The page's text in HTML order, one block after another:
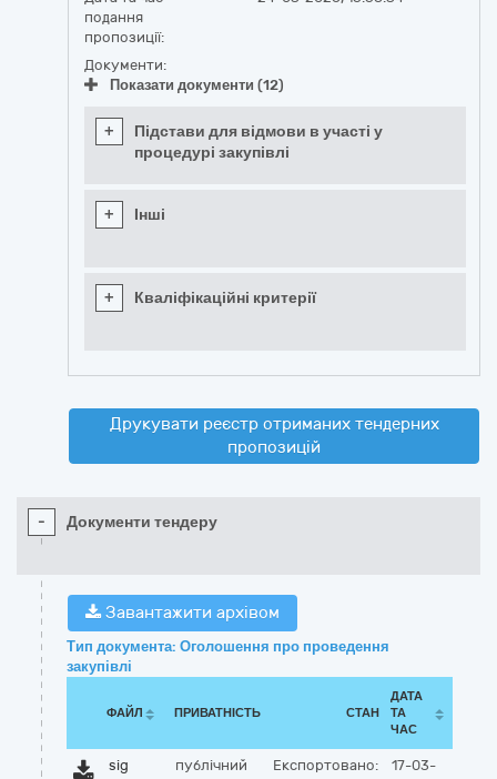
подання
пропозиції:
Документи:
Показати документи (12)
+
Підстави для відмови в участі у
процедурі закупівлі
+ Інші
+ Кваліфікаційні критерії
Друкувати реєстр отриманих тендерних
пропозицій
- Документи тендеру
Завантажити архівом
Тип документа: Оголошення про проведення
закупівлі
ФАЙЛ ПРИВАТНІСТЬ СТАН
ДАТА
ТА
ЧАС
sig
публічний Експортовано:
17-03-